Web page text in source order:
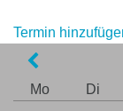
Termin
Mo Di